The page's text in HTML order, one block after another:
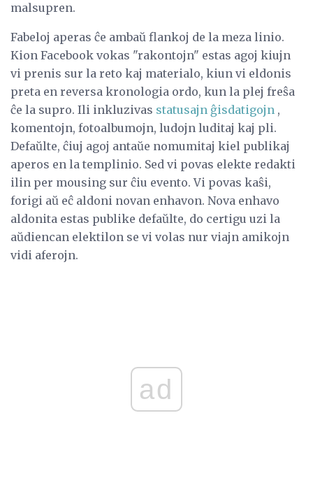
malsupren.
Fabeloj aperas ĉe ambaŭ flankoj de la meza linio.
Kion Facebook vokas "rakontojn" estas agoj kiujn
vi prenis sur la reto kaj materialo, kiun vi eldonis
preta en reversa kronologia ordo, kun la plej freŝa
ĉe la supro. Ili inkluzivas statusajn ĝisdatigojn ,
komentojn, fotoalbumojn, ludojn luditaj kaj pli.
Defaŭlte, ĉiuj agoj antaŭe nomumitaj kiel publikaj
aperos en la templinio. Sed vi povas elekte redakti
ilin per mousing sur ĉiu evento. Vi povas kaŝi,
forigi aŭ eĉ aldoni novan enhavon. Nova enhavo
aldonita estas publike defaŭlte, do certigu uzi la
aŭdiencan elektilon se vi volas nur viajn amikojn
vidi aferojn.
ad